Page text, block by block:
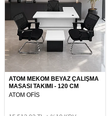
ATOM MEKOM BEYAZ ÇALIŞMA
MASASI TAKIMI - 120 CM
ATOM OFİS